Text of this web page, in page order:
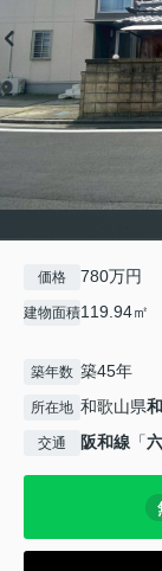
価格 780万円
建物面積119.94㎡
築年数 築45年
所在地 和歌山県
交通 阪和線 「